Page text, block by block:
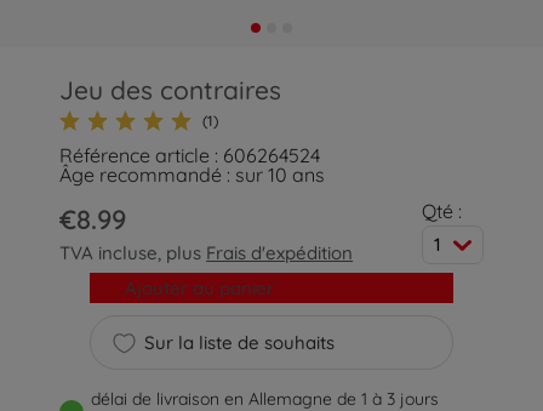
Jeu des contraires
(1)
Référence article : 606264524
Âge recommandé : sur 10 ans
€8.99
TVA incluse, plus Frais d'expédition
Qté :
1
Sur la liste de souhaits
Ajouter au panier
délai de livraison en Allemagne de 1 à 3 jours